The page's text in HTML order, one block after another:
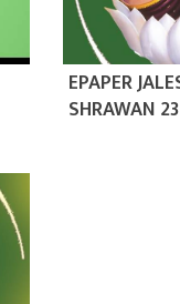
EPAPER
SHRAWAN 23